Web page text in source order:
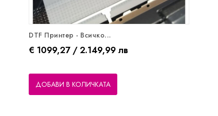
DTF Принтер - Всичко...
Цена
€ 1099,27 / 2.149,99 лв
ДОБАВИ В КОЛИЧКАТА